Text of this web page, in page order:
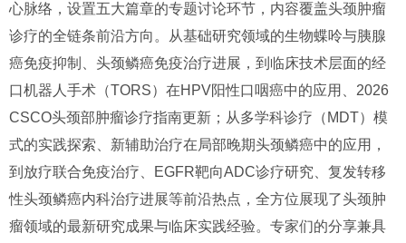
心脉络，设置五大篇章的专题讨论环节，内容覆盖头颈肿瘤
诊疗的全链条前沿方向。从基础研究领域的生物蝶呤与胰腺
癌免疫抑制、头颈鳞癌免疫治疗进展，到临床技术层面的经
口机器人手术（TORS）在HPV阳性口咽癌中的应用、2026
CSCO头颈部肿瘤诊疗指南更新；从多学科诊疗（MDT）模
式的实践探索、新辅助治疗在局部晚期头颈鳞癌中的应用，
到放疗联合免疫治疗、EGFR靶向ADC诊疗研究、复发转移
性头颈鳞癌内科治疗进展等前沿热点，全方位展现了头颈肿
瘤领域的最新研究成果与临床实践经验。专家们的分享兼具